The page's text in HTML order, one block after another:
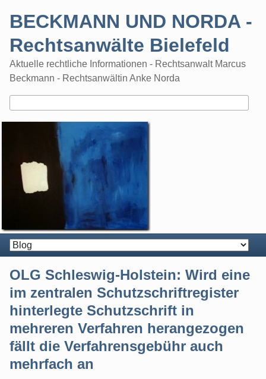
BECKMANN UND NORDA -
Rechtsanwälte Bielefeld
Aktuelle rechtliche Informationen - Rechtsanwalt Marcus
Beckmann - Rechtsanwältin Anke Norda
OLG Schleswig-Holstein: Wird eine
im zentralen Schutzschriftregister
hinterlegte Schutzschrift in
mehreren Verfahren herangezogen
fällt die Verfahrensgebühr auch
mehrfach an